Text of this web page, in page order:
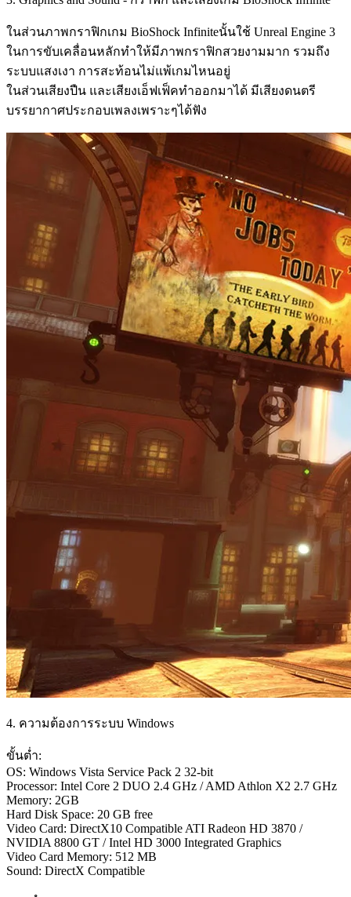
ในส่วนภาพกราฟิกเกม BioShock Infiniteนั้นใช้ Unreal Engine 3
ในการขับเคลื่อนหลักทำให้มีภาพกราฟิกสวยงามมาก รวมถึง
ระบบแสงเงา การสะท้อนไม่แพ้เกมไหนอยู่
ในส่วนเสียงปืน และเสียงเอ็ฟเฟ็คทำออกมาได้ มีเสียงดนตรี
บรรยากาศประกอบเพลงเพราะๆได้ฟัง
4. ความต้องการระบบ Windows
ขั้นต่ำ:
OS: Windows Vista Service Pack 2 32-bit
Processor: Intel Core 2 DUO 2.4 GHz / AMD Athlon X2 2.7 GHz
Memory: 2GB
Hard Disk Space: 20 GB free
Video Card: DirectX10 Compatible ATI Radeon HD 3870 /
NVIDIA 8800 GT / Intel HD 3000 Integrated Graphics
Video Card Memory: 512 MB
Sound: DirectX Compatible